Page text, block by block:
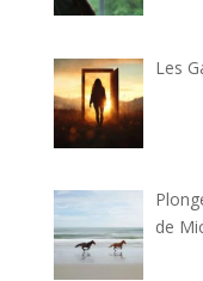
Les
de